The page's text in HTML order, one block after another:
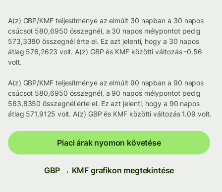
A(z) GBP/KMF teljesítménye az elmúlt 30 napban a 30 napos
csúcsot 580,6950 összegnél, a 30 napos mélypontot pedig
573,3380 összegnél érte el. Ez azt jelenti, hogy a 30 napos
átlag 576,2623 volt. A(z) GBP és KMF közötti változás -0.56
volt.
A(z) GBP/KMF teljesítménye az elmúlt 90 napban a 90 napos
csúcsot 580,6950 összegnél, a 90 napos mélypontot pedig
563,8350 összegnél érte el. Ez azt jelenti, hogy a 90 napos
átlag 571,9125 volt. A(z) GBP és KMF közötti változás 1.09 volt.
Piaci árak nyomon követése
GBP → KMF grafikon megtekintése